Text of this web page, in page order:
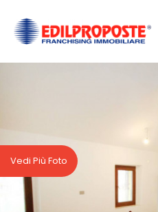
Vedi Più Foto
HOME
AFFILIATI
VENDITA
Codice
Qualsiasi
Vendita